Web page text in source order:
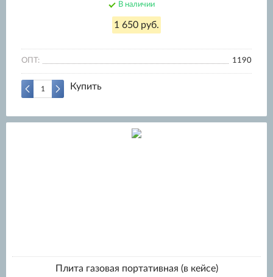
В наличии
1 650 руб.
ОПТ: 1190
Купить
Плита газовая портативная (в кейсе)